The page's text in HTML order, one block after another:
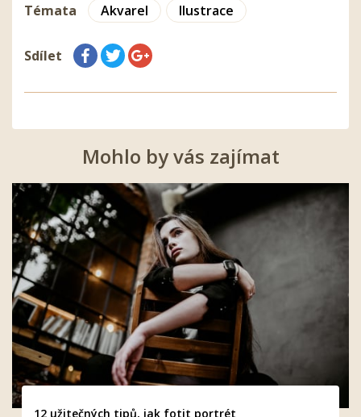
Témata Akvarel Ilustrace
Sdílet
Mohlo by vás zajímat
12 užitečných tipů, jak fotit portrét